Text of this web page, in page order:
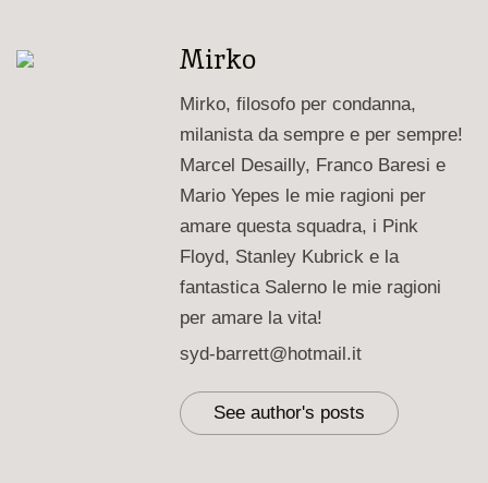
Mirko
Mirko, filosofo per condanna,
milanista da sempre e per sempre!
Marcel Desailly, Franco Baresi e
Mario Yepes le mie ragioni per
amare questa squadra, i Pink
Floyd, Stanley Kubrick e la
fantastica Salerno le mie ragioni
per amare la vita!
syd-barrett@hotmail.it
See author's posts